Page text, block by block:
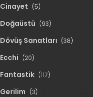
Cinayet (5)
Doğaüstü (93)
Dövüş Sanatları (38)
Ecchi (20)
Fantastik (117)
Gerilim (3)